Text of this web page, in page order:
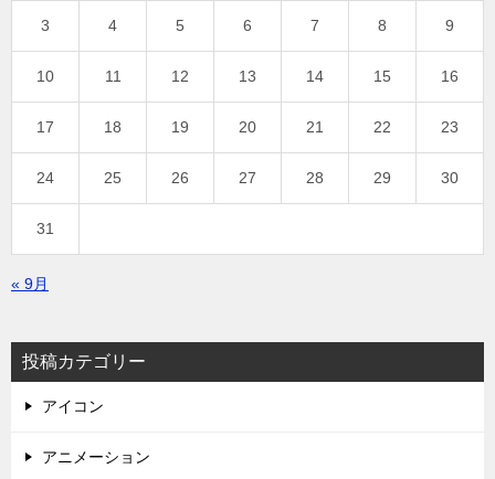
3 4 5 6 7 8 9
10 11 12 13 14 15 16
17 18 19 20 21 22 23
24 25 26 27 28 29 30
31
« 9月
投稿カテゴリー
アイコン
アニメーション